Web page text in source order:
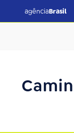
agênciaBrasil